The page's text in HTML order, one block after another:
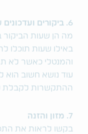
6. ביקורים ועדכונים שוטפים
מה הן שעות
באילו שעות תוכלו
והמנטלי כאשר לא
עוד נושא חשוב הוא
ההתקשרות לקבלת
7. מזון והזנה
בקשו לראות את